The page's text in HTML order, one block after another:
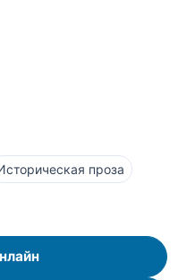
проза